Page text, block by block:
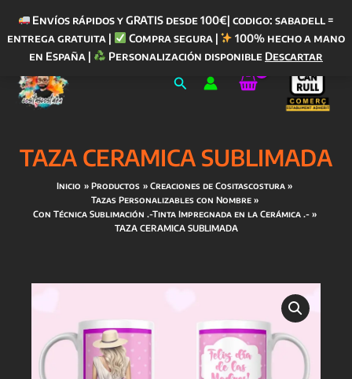
Envíos rápidos y GRATIS desde 100€| codigo: sabadell =
entrega gratuita |
Compra segura |
100% hecho a mano
en España |
Personalización disponible Descartar
contenido
Buscar
TAZA CERAMICA SUBLIMADA
Inicio Productos
Creaciones de Cositascostura
Tazas Personalizables con Nombre
Con Técnica Sublimación .-Tinta Impregnada en la Cerámica .-
TAZA CERAMICA SUBLIMADA